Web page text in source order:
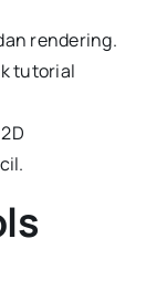
rendering.
tutorial